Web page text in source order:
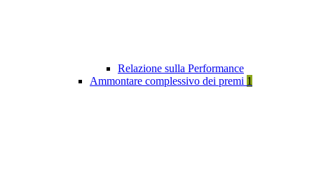
Relazione sulla Performance
Ammontare complessivo dei premi 1